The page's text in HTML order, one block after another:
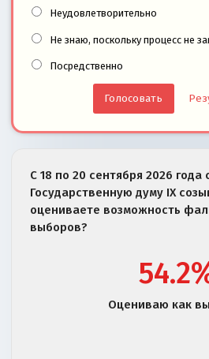
Неудовлетворительно
Не знаю, поскольку процесс не
Посредственно
С 18 по 20 сентября 2026
Государственную думу IX
оцениваете возможность
выборов?
Оцениваю как